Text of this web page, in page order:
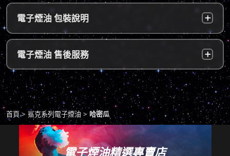
b. 7-11便利店：訂單成立後，24小時內寄出，
2～5個工作天內可送達指定便利店。（ 如遇休
延。遇異常出貨情況，將另外通知您）。
*提示1：線上支付成功並至便利店取貨者須核
對證件，取貨人必須是商品託運單上的收件
人，收件人請勿使用暱稱、假名以免無法順利
取貨。
*提示2：至便利店付款並取貨者，請確認您提
交訂單時的暱稱與包裹是否一致，順利付款後
即可取貨。
貨到付款：
使用貨到付款方式只需於配達貨物時，將訂單
款項以新台幣現金的方式繳款，即可完成付
款。
超商付款：
訂單送達門市後，會寄送簡訊通知取貨，請至
超商告知門市人員您訂購時所填寫的聯絡電話
後三碼，並付款取貨。
電子煙油 包裝說明
隱密包裝：
由於台灣法律政策原因，包裝上不會註明內容
物，謝謝理解。
電子煙油 售後服務
退換貨原則 包裹拆封請全程錄影，已確保雙方權益。
商品若有任何瑕疵問題，請拍照/錄影並聯絡本
站客服，以利於退/換貨保固處理。
七天鑑賞期內有任何非人為問題，可免費退/換
貨。超過七天鑑賞期後若要退/換全新未拆封非
首頁 鯊克系列電子煙油 哈密瓜
電子煙油精選專賣店